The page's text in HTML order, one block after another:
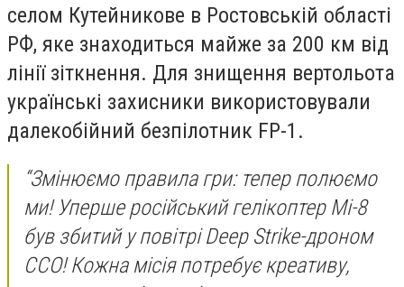
селом Кутейникове в Ростовській області
РФ, яке знаходиться майже за 200 км від
лінії зіткнення. Для знищення вертольота
українські захисники використовували
далекобійний безпілотник FP-1.
“Змінюємо правила гри: тепер полюємо
ми! Уперше російський гелікоптер Мі-8
був збитий у повітрі Deep Strike-дроном
ССО! Кожна місія потребує креативу,